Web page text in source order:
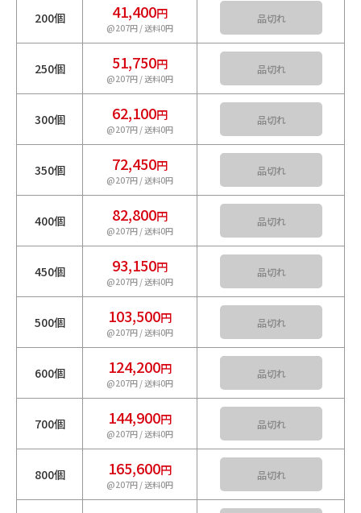
200個 41,400円
@207円 / 送料0円
カートに入れる
250個 51,750円
@207円 / 送料0円
カートに入れる
300個 62,100円
@207円 / 送料0円
カートに入れる
350個 72,450円
@207円 / 送料0円
カートに入れる
400個 82,800円
@207円 / 送料0円
カートに入れる
450個 93,150円
@207円 / 送料0円
カートに入れる
500個 103,500円
@207円 / 送料0円
カートに入れる
600個 124,200円
@207円 / 送料0円
カートに入れる
700個 144,900円
@207円 / 送料0円
カートに入れる
800個 165,600円
@207円 / 送料0円
カートに入れる